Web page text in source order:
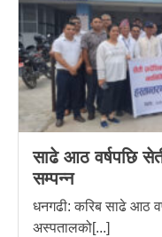
साढे आठ वर्षपछि
सम्पन्न
धनगढी: करिब साढे आठ
अस्पतालको[...]